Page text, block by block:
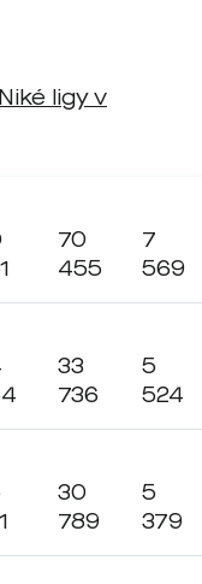
ligy v
70
455
7
569
33
736
5
524
30
789
5
379